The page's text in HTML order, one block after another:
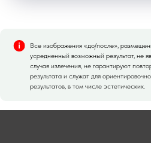
Все изображения «до/после»,
усредненный возможный результат, не
случая излечения, не гарантируют
результата и служат для
результатов, в том числе эстетических.